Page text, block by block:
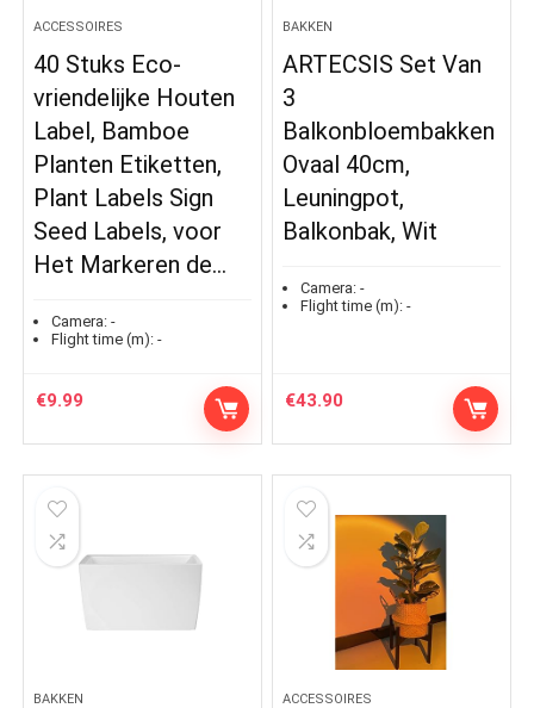
ACCESSOIRES
40 Stuks Eco-
vriendelijke Houten
Label, Bamboe
Planten Etiketten,
Plant Labels Sign
Seed Labels, voor
Het Markeren de…
Camera: -
Flight time (m): -
€9.99
BAKKEN
ARTECSIS Set Van
3
Balkonbloembakken
Ovaal 40cm,
Leuningpot,
Balkonbak, Wit
Camera: -
Flight time (m): -
€43.90
BAKKEN ACCESSOIRES